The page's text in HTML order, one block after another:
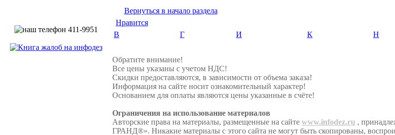
Вернуться в начало раздела
Нравится
В
Г И К Н
Обратите внимание!
Все цены указаны с учетом НДС!
Скидки предоставляются, в зависимости от объема заказа!
Информация на сайте носит ознакомительный характер!
Основанием для оплаты являются цены указанные в счёте!
Ограничения на использование материалов
Авторские права на материалы, размещенные на сайте www.infodez.ru ,
ГРАНД®». Никакие материалы с этого сайта не могут быть скопированы,